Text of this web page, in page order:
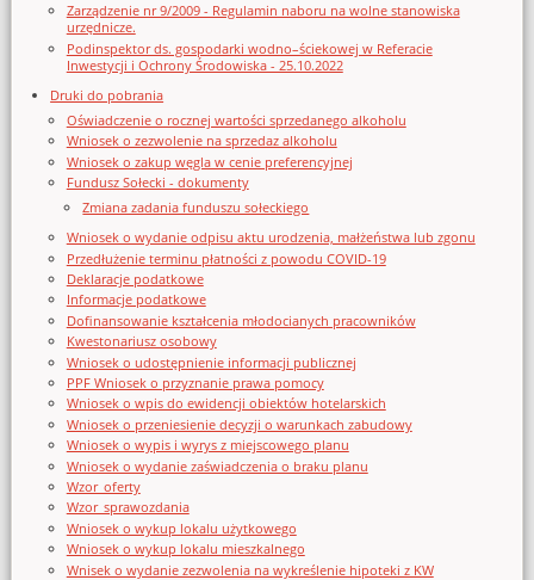
Zarządzenie nr 9/2009 - Regulamin naboru na wolne stanowiska
urzędnicze.
Podinspektor ds. gospodarki wodno–ściekowej w Referacie
Inwestycji i Ochrony Środowiska - 25.10.2022
Druki do pobrania
Oświadczenie o rocznej wartości sprzedanego alkoholu
Wniosek o zezwolenie na sprzedaz alkoholu
Wniosek o zakup węgla w cenie preferencyjnej
Fundusz Sołecki - dokumenty
Zmiana zadania funduszu sołeckiego
Wniosek o wydanie odpisu aktu urodzenia, małżeństwa lub zgonu
Przedłużenie terminu płatności z powodu COVID-19
Deklaracje podatkowe
Informacje podatkowe
Dofinansowanie kształcenia młodocianych pracowników
Kwestonariusz osobowy
Wniosek o udostępnienie informacji publicznej
PPF Wniosek o przyznanie prawa pomocy
Wniosek o wpis do ewidencji obiektów hotelarskich
Wniosek o przeniesienie decyzji o warunkach zabudowy
Wniosek o wypis i wyrys z miejscowego planu
Wniosek o wydanie zaświadczenia o braku planu
Wzor_oferty
Wzor_sprawozdania
Wniosek o wykup lokalu użytkowego
Wniosek o wykup lokalu mieszkalnego
Wnisek o wydanie zezwolenia na wykreślenie hipoteki z KW